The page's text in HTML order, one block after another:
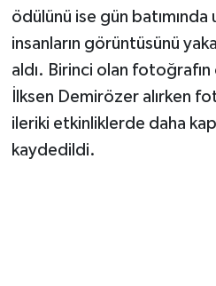
ödülünü ise gün
insanların görüntüsünü
aldı. Birinci olan
İlksen Demirözer alırken
ileriki etkinliklerde daha
kaydedildi.